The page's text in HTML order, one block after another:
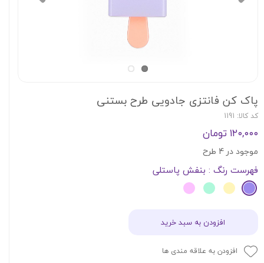
پاک کن فانتزی جادویی طرح بستنی
کد کالا: 1191
۱۲۰,۰۰۰ تومان
موجود در 4 طرح
فهرست رنگ : بنفش پاستلی
افزودن به سبد خرید
افزودن به علاقه مندی ها